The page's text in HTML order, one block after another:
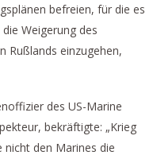
befreien, für die es
Weigerung des
Rußlands einzugehen,
des US-Marine
bekräftigte: „Krieg
nicht den Marines die